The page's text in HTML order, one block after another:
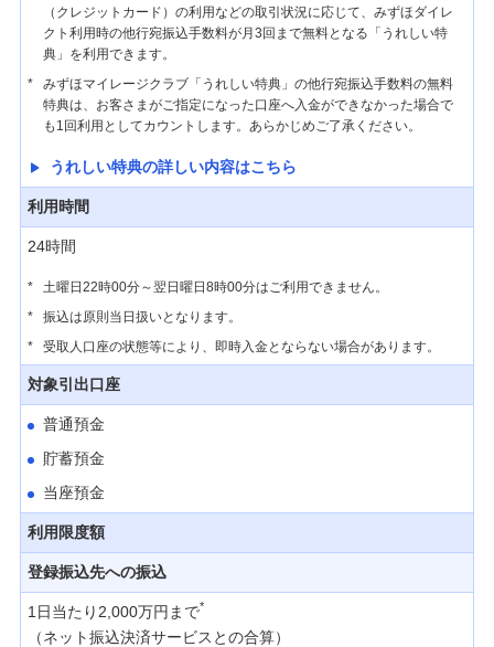
通帳・カードの再発行
通帳・お届け印の発見お届け
情報共有同意状況の確認
電子交付サービス
宝くじ
みずほe-口座・みずほダイレクト通帳
みずほグローバル口座
Yahoo! ウォレット口座振替
サービスご利用にあたって
テレホンバンキング サービス内容一覧
（クレジットカード）の利用などの取引状況に応じて、みずほダイレ
クト利用時の他行宛振込手数料が月3回まで無料となる「うれしい特
典」を利用できます。
*
みずほマイレージクラブ「うれしい特典」の他行宛振込手数料の無料
特典は、お客さまがご指定になった口座へ入金ができなかった場合で
も1回利用としてカウントします。あらかじめご了承ください。
うれしい特典の詳しい内容はこちら
利用時間
24時間
*
土曜日22時00分～翌日曜日8時00分はご利用できません。
*
振込は原則当日扱いとなります。
*
受取人口座の状態等により、即時入金とならない場合があります。
対象引出口座
普通預金
貯蓄預金
当座預金
利用限度額
登録振込先への振込
1日当たり2,000万円まで*
（ネット振込決済サービスとの合算）